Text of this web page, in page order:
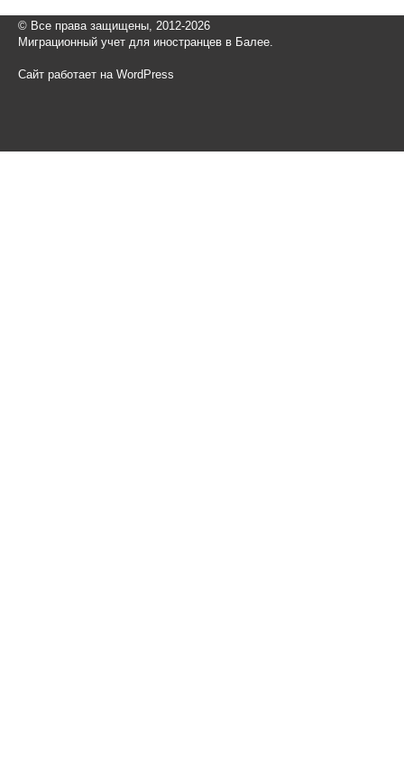
© Все права защищены, 2012-2026
Миграционный учет для иностранцев в Балее.
Сайт работает на WordPress